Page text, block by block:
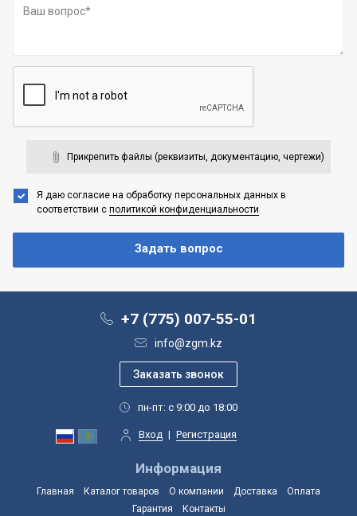
Прикрепить файлы (реквизиты, документацию, чертежи)
Я даю согласие на обработку персональных данных в
соответствии с политикой конфиденциальности
+7 (775) 007-55-01
info@zgm.kz
пн-пт: с 9:00 до 18:00
Вход | Регистрация
Информация
Главная Каталог товаров О компании Доставка
Оплата
Гарантия
Контакты